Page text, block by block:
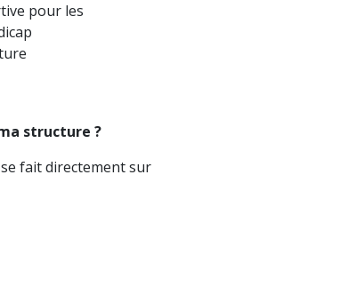
pour les
structure ?
fait directement sur